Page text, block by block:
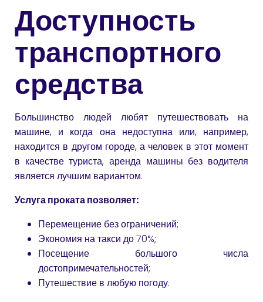
Доступность
транспортного
средства
Большинство людей любят путешествовать на
машине, и когда она недоступна или, например,
находится в другом городе, а человек в этот момент
в качестве туриста, аренда машины без водителя
является лучшим вариантом.
Услуга проката позволяет:
Перемещение без ограничений;
Экономия на такси до 70%;
Посещение большого числа
достопримечательностей;
Путешествие в любую погоду.